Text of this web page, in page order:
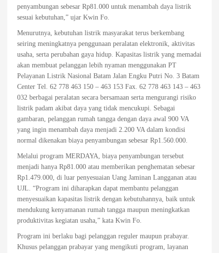
penyambungan sebesar Rp81.000 untuk menambah daya listrik
sesuai kebutuhan,” ujar Kwin Fo.
Menurutnya, kebutuhan listrik masyarakat terus berkembang
seiring meningkatnya penggunaan peralatan elektronik, aktivitas
usaha, serta perubahan gaya hidup. Kapasitas listrik yang memadai
akan membuat pelanggan lebih nyaman menggunakan PT
Pelayanan Listrik Nasional Batam Jalan Engku Putri No. 3 Batam
Center Tel. 62 778 463 150 – 463 153 Fax. 62 778 463 143 – 463
032 berbagai peralatan secara bersamaan serta mengurangi risiko
listrik padam akibat daya yang tidak mencukupi. Sebagai
gambaran, pelanggan rumah tangga dengan daya awal 900 VA
yang ingin menambah daya menjadi 2.200 VA dalam kondisi
normal dikenakan biaya penyambungan sebesar Rp1.560.000.
Melalui program MERDAYA, biaya penyambungan tersebut
menjadi hanya Rp81.000 atau memberikan penghematan sebesar
Rp1.479.000, di luar penyesuaian Uang Jaminan Langganan atau
UJL. “Program ini diharapkan dapat membantu pelanggan
menyesuaikan kapasitas listrik dengan kebutuhannya, baik untuk
mendukung kenyamanan rumah tangga maupun meningkatkan
produktivitas kegiatan usaha,” kata Kwin Fo.
Program ini berlaku bagi pelanggan reguler maupun prabayar.
Khusus pelanggan prabayar yang mengikuti program, layanan